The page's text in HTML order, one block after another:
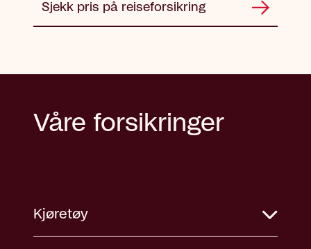
Sjekk pris på reiseforsikring
Våre forsikringer
Kjøretøy